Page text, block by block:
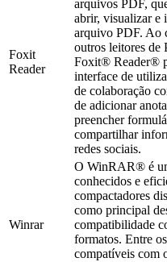
Foxit
Reader
arquivos PDF,
abrir, visualizar e
arquivo PDF. Ao
outros leitores de
Foxit® Reader®
interface de
de colaboração
de adicionar
preencher
compartilhar
redes sociais.
Winrar
O WinRAR® é
conhecidos e
compactadores
como principal
compatibilidade
formatos. Entre
compatíveis com